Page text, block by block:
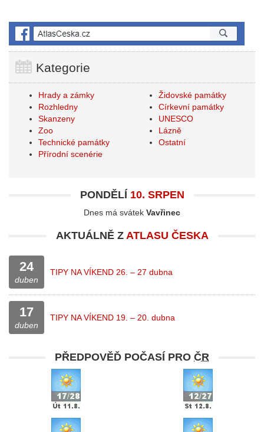
Kategorie
Hrady a zámky
Rozhledny
Skanzeny
Zoo
Technické památky
Přírodní scenérie
Židovské památky
Církevní památky
UNESCO
Lázně
Ostatní
PONDĚLÍ 10. SRPEN
Dnes má svátek Vavřinec
AKTUÁLNĚ Z ATLASU ČESKA
24
duben
TIPY NA VÍKEND 26. – 27 dubna
17
duben
TIPY NA VÍKEND 19. – 20. dubna
PŘEDPOVĚĎ POČASÍ PRO ČR